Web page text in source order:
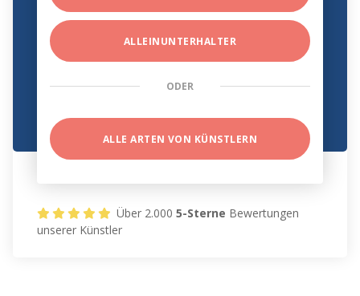
ALLEINUNTERHALTER
ODER
ALLE ARTEN VON KÜNSTLERN
Über 2.0005-Sterne Bewertungen
unserer Künstler